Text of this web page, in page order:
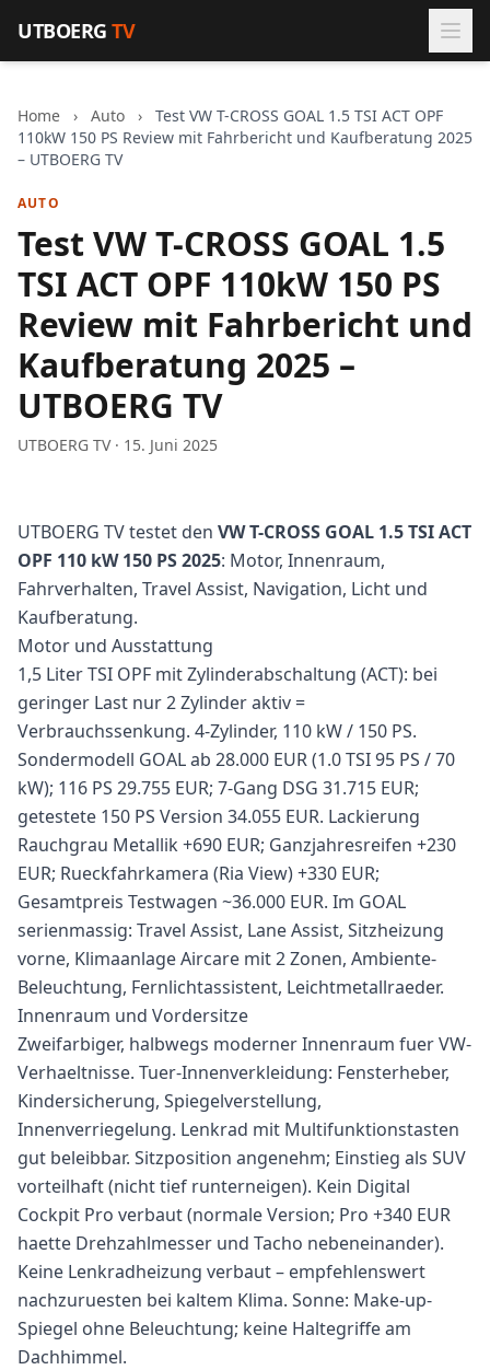
UTBOERGTV
Home › Auto ›
Test VW T-CROSS GOAL 1.5 TSI ACT OPF
110kW 150 PS Review mit Fahrbericht und Kaufberatung 2025
– UTBOERG TV
AUTO
Test VW T-CROSS GOAL 1.5
TSI ACT OPF 110kW 150 PS
Review mit Fahrbericht und
Kaufberatung 2025 –
UTBOERG TV
UTBOERG TV · 15. Juni 2025
UTBOERG TV testet den VW T-CROSS GOAL 1.5 TSI ACT
OPF 110 kW 150 PS 2025: Motor, Innenraum,
Fahrverhalten, Travel Assist, Navigation, Licht und
Kaufberatung.
Motor und Ausstattung
1,5 Liter TSI OPF mit Zylinderabschaltung (ACT): bei
geringer Last nur 2 Zylinder aktiv =
Verbrauchssenkung. 4-Zylinder, 110 kW / 150 PS.
Sondermodell GOAL ab 28.000 EUR (1.0 TSI 95 PS / 70
kW); 116 PS 29.755 EUR; 7-Gang DSG 31.715 EUR;
getestete 150 PS Version 34.055 EUR. Lackierung
Rauchgrau Metallik +690 EUR; Ganzjahresreifen +230
EUR; Rueckfahrkamera (Ria View) +330 EUR;
Gesamtpreis Testwagen ~36.000 EUR. Im GOAL
serienmassig: Travel Assist, Lane Assist, Sitzheizung
vorne, Klimaanlage Aircare mit 2 Zonen, Ambiente-
Beleuchtung, Fernlichtassistent, Leichtmetallraeder.
Innenraum und Vordersitze
Zweifarbiger, halbwegs moderner Innenraum fuer VW-
Verhaeltnisse. Tuer-Innenverkleidung: Fensterheber,
Kindersicherung, Spiegelverstellung,
Innenverriegelung. Lenkrad mit Multifunktionstasten
gut beleibbar. Sitzposition angenehm; Einstieg als SUV
vorteilhaft (nicht tief runterneigen). Kein Digital
Cockpit Pro verbaut (normale Version; Pro +340 EUR
haette Drehzahlmesser und Tacho nebeneinander).
Keine Lenkradheizung verbaut – empfehlenswert
nachzuruesten bei kaltem Klima. Sonne: Make-up-
Spiegel ohne Beleuchtung; keine Haltegriffe am
Dachhimmel.